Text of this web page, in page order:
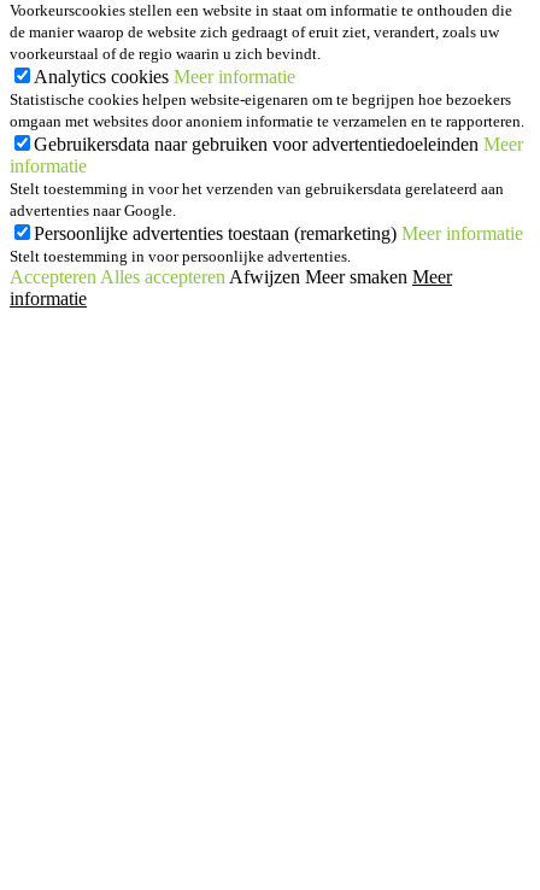
Voorkeurscookies stellen een website in staat om informatie te onthouden die
de manier waarop de website zich gedraagt of eruit ziet, verandert, zoals uw
voorkeurstaal of de regio waarin u zich bevindt.
Analytics cookies Meer informatie
Statistische cookies helpen website-eigenaren om te begrijpen hoe bezoekers
omgaan met websites door anoniem informatie te verzamelen en te rapporteren.
Gebruikersdata naar gebruiken voor advertentiedoeleinden Meer
informatie
Stelt toestemming in voor het verzenden van gebruikersdata gerelateerd aan
advertenties naar Google.
Persoonlijke advertenties toestaan (remarketing) Meer informatie
Stelt toestemming in voor persoonlijke advertenties.
Accepteren Alles accepteren Afwijzen Meer smaken Meer
informatie